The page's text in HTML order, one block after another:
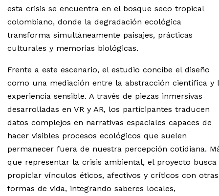
esta crisis se encuentra en el bosque seco tropical
colombiano, donde la degradación ecológica
transforma simultáneamente paisajes, prácticas
culturales y memorias biológicas.
Frente a este escenario, el estudio concibe el diseño
como una mediación entre la abstracción científica y
experiencia sensible. A través de piezas inmersivas
desarrolladas en VR y AR, los participantes traducen
datos complejos en narrativas espaciales capaces de
hacer visibles procesos ecológicos que suelen
permanecer fuera de nuestra percepción cotidiana.
que representar la crisis ambiental, el proyecto busca
propiciar vínculos éticos, afectivos y críticos con otras
formas de vida, integrando saberes locales,